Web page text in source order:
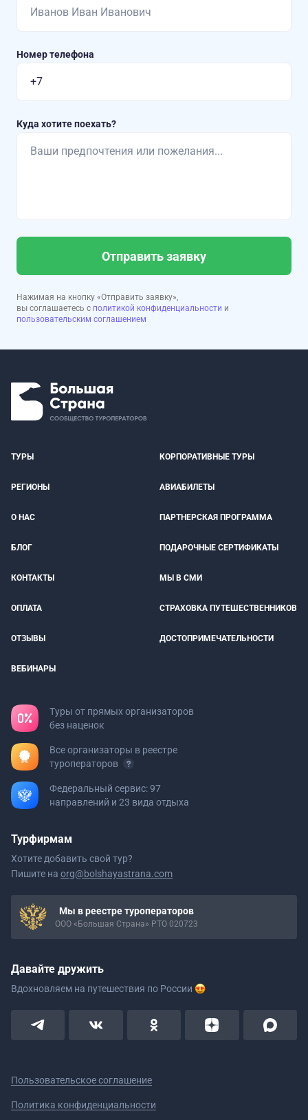
Номер телефона
Куда хотите поехать?
Отправить заявку
Нажимая на кнопку «Отправить заявку»,
вы соглашаетесь с политикой конфиденциальности и
пользовательским соглашением
ТУРЫ КОРПОРАТИВНЫЕ ТУРЫ
РЕГИОНЫ АВИАБИЛЕТЫ
О НАС ПАРТНЕРСКАЯ ПРОГРАММА
БЛОГ ПОДАРОЧНЫЕ СЕРТИФИКАТЫ
КОНТАКТЫ МЫ В СМИ
ОПЛАТА СТРАХОВКА ПУТЕШЕСТВЕННИКОВ
ОТЗЫВЫ ДОСТОПРИМЕЧАТЕЛЬНОСТИ
ВЕБИНАРЫ
Туры от прямых организаторов
без наценок
Все организаторы в реестре
туроператоров
Федеральный сервис: 97
направлений и 23 вида отдыха
Турфирмам
Хотите добавить свой тур?
Пишите на org@bolshayastrana.com
Мы в реестре туроператоров
ООО «Большая Страна» РТО 020723
Давайте дружить
Вдохновляем на путешествия по России
Пользовательское соглашение
Политика конфиденциальности